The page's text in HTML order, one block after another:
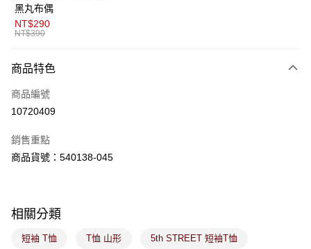
１．簡單：不需註冊會員、不需綁卡、不需儲值。
２．便利：只要手機號碼，簡訊認證，即可結帳。
３．安心：先確認商品／服務後，再付款。
１．於結帳方式選擇「AFTEE先享後付」後，將跳轉至「AFTEE先享後付」
２．訂單成立數日內，您將收到繳費通知簡訊。
３．收到繳費通知簡訊後14天內，點擊此簡訊中的連結，可透過四大超商／
購買商品的店家。未經商家同意取消之訂單仍視為有效，需透過AFTEE先享
後付繳納相關費用。
【注意事項】
易，需依本服務之必要範圍內提供個人資料，並將交易相關給付款項請求債
運送方式
全家取貨付款
免運費
免運費
7-11取貨付款
免運費
黑丸布偶
NT$290
NT$390
商品特色
商品編號
10720409
銷售重點
商品貨號：540138-045
相關分類
短袖 T恤 T恤 山形 5th STREET 短袖T恤